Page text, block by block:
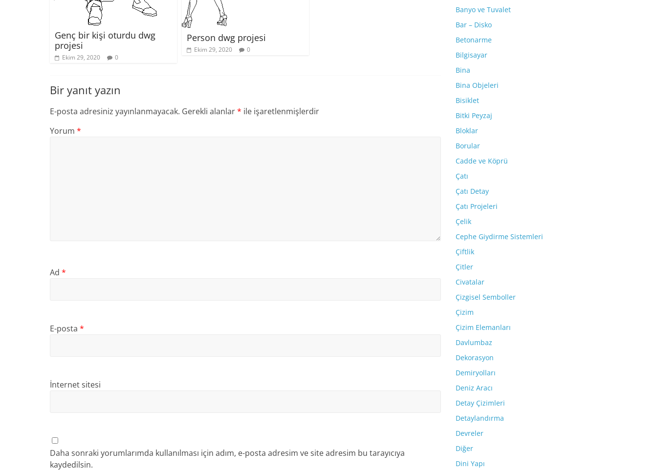
Genç bir kişi oturdu dwg
projesi
Ekim 29, 2020 0
Person dwg projesi
Ekim 29, 2020 0
Bir yanıt yazın
E-posta adresiniz yayınlanmayacak. Gerekli alanlar* ile işaretlenmişlerdir
Yorum *
Ad *
E-posta *
İnternet sitesi
Daha sonraki yorumlarımda kullanılması için adım, e-posta adresim ve site adresim bu tarayıcıya
kaydedilsin.
Banyo ve Tuvalet
Bar – Disko
Betonarme
Bilgisayar
Bina
Bina Objeleri
Bisiklet
Bitki Peyzaj
Bloklar
Borular
Cadde ve Köprü
Çatı
Çatı Detay
Çatı Projeleri
Çelik
Cephe Giydirme Sistemleri
Çiftlik
Çitler
Civatalar
Çizgisel Semboller
Çizim
Çizim Elemanları
Davlumbaz
Dekorasyon
Demiryolları
Deniz Aracı
Detay Çizimleri
Detaylandırma
Devreler
Diğer
Dini Yapı